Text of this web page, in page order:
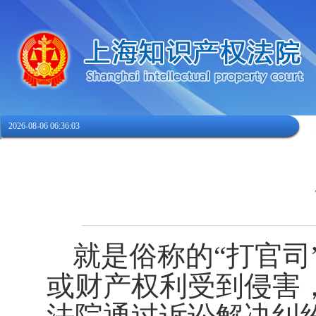
2026-08-06 06:36:04
就是俗称的“打官
或财产权利受到侵害